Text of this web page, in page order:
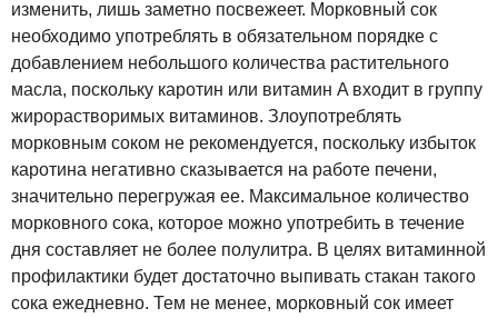
изменить, лишь заметно посвежеет. Морковный сок
необходимо употреблять в обязательном порядке с
добавлением небольшого количества растительного
масла, поскольку каротин или витамин A входит в группу
жирорастворимых витаминов. Злоупотреблять
морковным соком не рекомендуется, поскольку избыток
каротина негативно сказывается на работе печени,
значительно перегружая ее. Максимальное количество
морковного сока, которое можно употребить в течение
дня составляет не более полулитра. В целях витаминной
профилактики будет достаточно выпивать стакан такого
сока ежедневно. Тем не менее, морковный сок имеет